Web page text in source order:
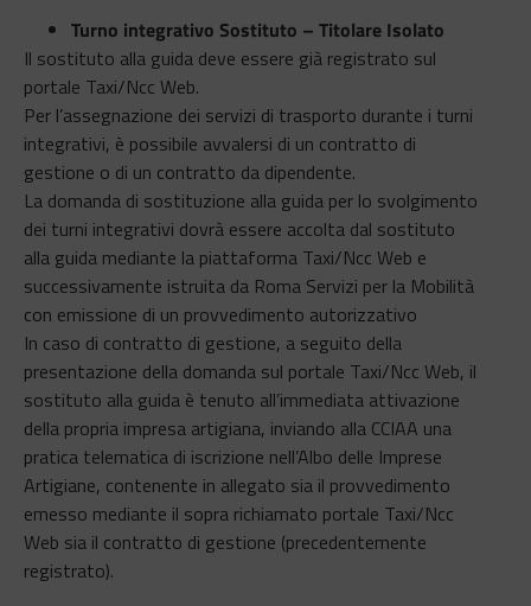
Turno integrativo Sostituto – Titolare Isolato
Il sostituto alla guida deve essere già registrato sul
portale Taxi/Ncc Web.
Per l’assegnazione dei servizi di trasporto durante i turni
integrativi, è possibile avvalersi di un contratto di
gestione o di un contratto da dipendente.
La domanda di sostituzione alla guida per lo svolgimento
dei turni integrativi dovrà essere accolta dal sostituto
alla guida mediante la piattaforma Taxi/Ncc Web e
successivamente istruita da Roma Servizi per la Mobilità
con emissione di un provvedimento autorizzativo
In caso di contratto di gestione, a seguito della
presentazione della domanda sul portale Taxi/Ncc Web, il
sostituto alla guida è tenuto all’immediata attivazione
della propria impresa artigiana, inviando alla CCIAA una
pratica telematica di iscrizione nell’Albo delle Imprese
Artigiane, contenente in allegato sia il provvedimento
emesso mediante il sopra richiamato portale Taxi/Ncc
Web sia il contratto di gestione (precedentemente
registrato).